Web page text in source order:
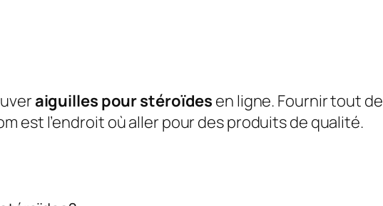
aiguilles pour stéroïdes en ligne. Fournir tout de
est l’endroit où aller pour des produits de qualité.